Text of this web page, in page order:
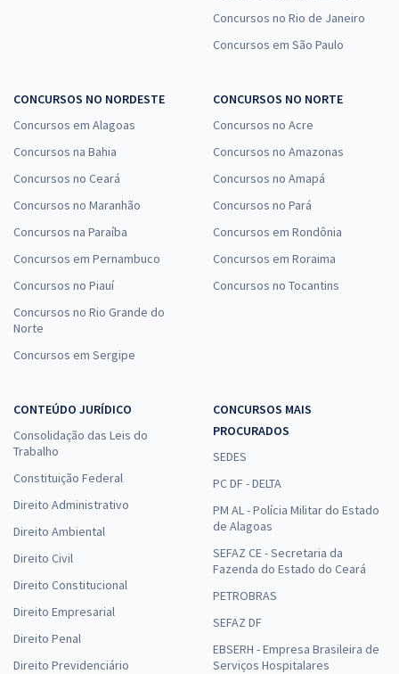
Concursos no Rio de Janeiro
Concursos em São Paulo
CONCURSOS NO NORDESTE
Concursos em Alagoas
Concursos na Bahia
Concursos no Ceará
Concursos no Maranhão
Concursos na Paraíba
Concursos em Pernambuco
Concursos no Piauí
Concursos no Rio Grande do
Norte
Concursos em Sergipe
CONCURSOS NO NORTE
Concursos no Acre
Concursos no Amazonas
Concursos no Amapá
Concursos no Pará
Concursos em Rondônia
Concursos em Roraima
Concursos no Tocantins
CONTEÚDO JURÍDICO
Consolidação das Leis do
Trabalho
Constituição Federal
Direito Administrativo
Direito Ambiental
Direito Civil
Direito Constitucional
Direito Empresarial
Direito Penal
Direito Previdenciário
CONCURSOS MAIS
PROCURADOS
SEDES
PC DF - DELTA
PM AL - Polícia Militar do Estado
de Alagoas
SEFAZ CE - Secretaria da
Fazenda do Estado do Ceará
PETROBRAS
SEFAZ DF
EBSERH - Empresa Brasileira de
Serviços Hospitalares